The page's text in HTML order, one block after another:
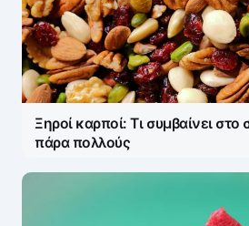
Η ηλ. διεύθυνση σας δεν
υποχρεωτικά πεδία
Message*
Ξηροί καρποί: Τι συμβαίνει
πάρα πολλούς